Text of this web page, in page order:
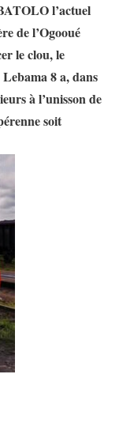
l’actuel
de l’Ogooué
le clou, le
8 a, dans
à l’unisson de
soit